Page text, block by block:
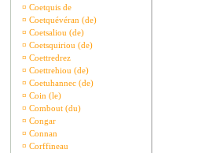
¤ Coetquis de
¤ Coetquévéran (de)
¤ Coetsaliou (de)
¤ Coetsquiriou (de)
¤ Coettredrez
¤ Coettrehiou (de)
¤ Coetuhannec (de)
¤ Coin (le)
¤ Combout (du)
¤ Congar
¤ Connan
¤ Corffineau